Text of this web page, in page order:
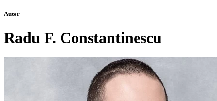
Autor
Radu F. Constantinescu